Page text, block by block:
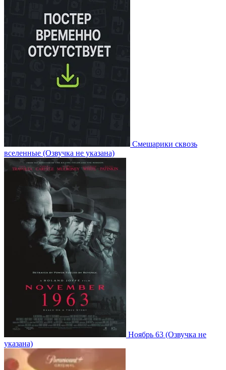
Смешарики сквозь
вселенные (Озвучка не указана)
Ноябрь 63 (Озвучка не
указана)